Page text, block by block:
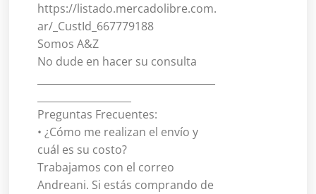
https://listado.mercadolibre.com.
ar/_CustId_667779188
Somos A&Z
No dude en hacer su consulta
Preguntas Frecuentes:
• ¿Cómo me realizan el envío y
cuál es su costo?
Trabajamos con el correo
Andreani. Si estás comprando de